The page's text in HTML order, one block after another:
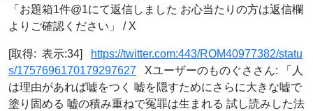
「お題箱1件@1にて返信しました お心当たりの方は返信欄
よりご確認ください」 / X
[取得: 表示:34]
https://twitter.com:443/ROM40977382/statu
s/1757696170179297627 Xユーザーのものぐささん: 「人
は理由があれば嘘をつく 嘘を隠すためにさらに大きな嘘で
塗り固める 嘘の積み重ねで冤罪は生まれる 試し読みした法